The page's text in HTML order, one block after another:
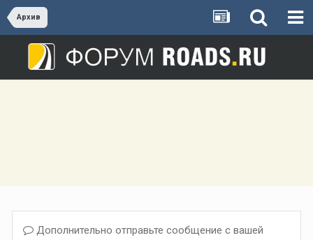
Архив
Дополнительно отправьте сообщение с вашей